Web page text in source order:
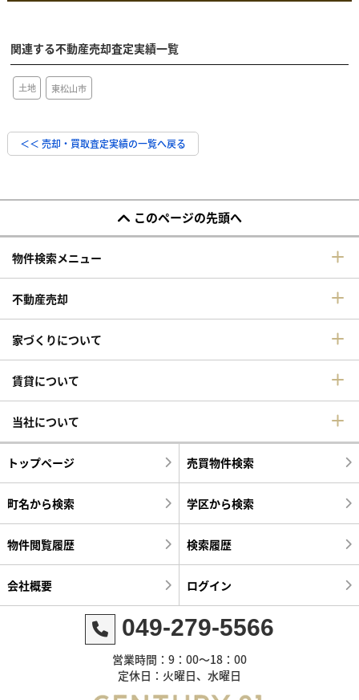
関連する不動産売却査定実績一覧
土地 東松山市
＜＜ 売却・買取査定実績の一覧へ戻る
このページの先頭へ
物件検索メニュー
不動産売却
家づくりについて
賃貸について
当社について
トップページ 売買物件検索
町名から検索 学区から検索
物件閲覧履歴 検索履歴
会社概要 ログイン
049-279-5566
営業時間：9：00～18：00
定休日：火曜日、水曜日